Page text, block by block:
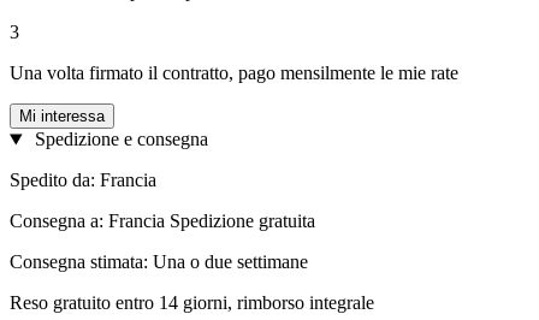
3
Una volta firmato il contratto, pago mensilmente le mie rate
Mi interessa
Spedizione e consegna
Spedito da: Francia
Consegna a: Francia Spedizione gratuita
Consegna stimata: Una o due settimane
Reso gratuito entro 14 giorni, rimborso integrale